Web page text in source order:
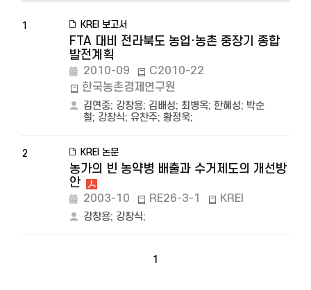
1 KREI 보고서
FTA 대비 전라북도 농업·농촌 중장기 종합
발전계획
2010-09
C2010-22
한국농촌경제연구원
김연중; 강창용; 김배성; 최병옥; 한혜성; 박순
철; 강창식; 유찬주; 황정욱;
2 KREI 논문
농가의 빈 농약병 배출과 수거제도의 개선방
안
2003-10 RE26-3-1 KREI
강창용; 강창식;
1